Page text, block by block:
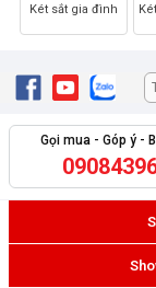
Két sắt gia đình
Gọi mua - Góp ý -